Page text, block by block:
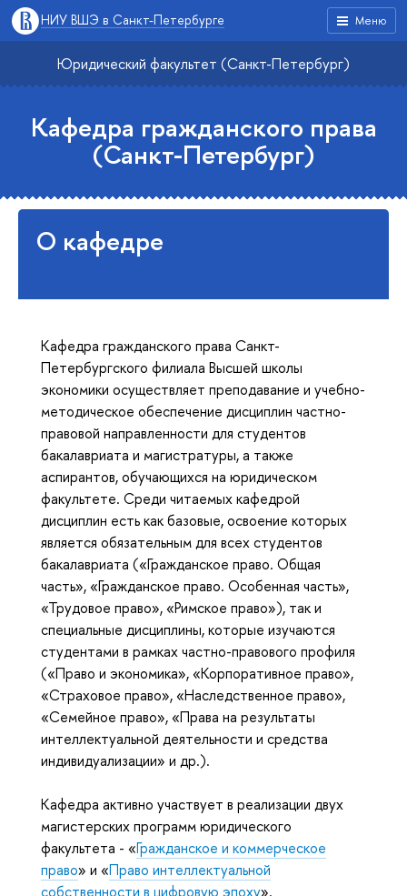
Меню
НИУ ВШЭ в Санкт-Петербурге
Юридический факультет (Санкт-Петербург)
Кафедра гражданского права
(Санкт-Петербург)
О кафедре
Кафедра гражданского права Санкт-
Петербургского филиала Высшей школы
экономики осуществляет преподавание и учебно-
методическое обеспечение дисциплин частно-
правовой направленности для студентов
бакалавриата и магистратуры, а также
аспирантов, обучающихся на юридическом
факультете. Среди читаемых кафедрой
дисциплин есть как базовые, освоение которых
является обязательным для всех студентов
бакалавриата («Гражданское право. Общая
часть», «Гражданское право. Особенная часть»,
«Трудовое право», «Римское право»), так и
специальные дисциплины, которые изучаются
студентами в рамках частно-правового профиля
(«Право и экономика», «Корпоративное право»,
«Страховое право», «Наследственное право»,
«Семейное право», «Права на результаты
интеллектуальной деятельности и средства
индивидуализации» и др.).
Кафедра активно участвует в реализации двух
магистерских программ юридического
факультета - «Гражданское и коммерческое
право» и «Право интеллектуальной
собственности в цифровую эпоху».